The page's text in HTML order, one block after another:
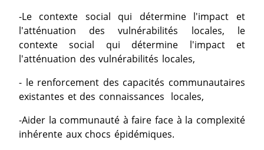
-Le contexte social qui détermine l'impact et
l'atténuation des vulnérabilités locales, le
contexte social qui détermine l'impact et
l'atténuation des vulnérabilités locales,
- le renforcement des capacités communautaires
existantes et des connaissances locales,
-Aider la communauté à faire face à la complexité
inhérente aux chocs épidémiques.